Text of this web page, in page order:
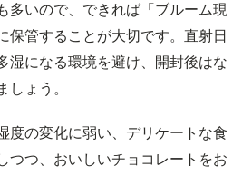
多いので、できれば「ブルーム現
保管することが大切です。直射日
湿になる環境を避け、開封後はな
ょう。
度の変化に弱い、デリケートな食
つつ、おいしいチョコレートをお